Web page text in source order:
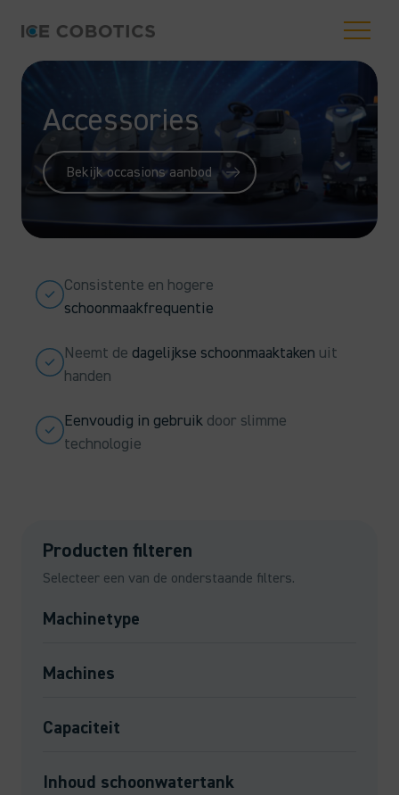
Accessories
Bekijk occasions aanbod
Consistente en hogere
schoonmaakfrequentie
Neemt de dagelijkse schoonmaaktaken uit
handen
Eenvoudig in gebruik door slimme
technologie
Producten filteren
Selecteer een van de onderstaande filters.
Machinetype
Machines
Capaciteit
Inhoud schoonwatertank